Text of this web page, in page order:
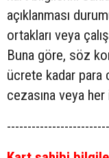
açıklanması
ortakları veya
Buna göre, söz
ücrete kadar para
cezasına veya